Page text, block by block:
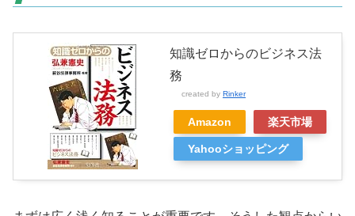
知識ゼロからのビジネス法
務
created by Rinker
Amazon 楽天市場
Yahooショッピング